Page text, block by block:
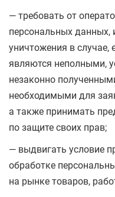
— требовать от
персональных данных,
уничтожения в случае,
являются неполными,
незаконно
необходимыми для
а также принимать
по защите своих прав;
— выдвигать условие
обработке
на рынке товаров,